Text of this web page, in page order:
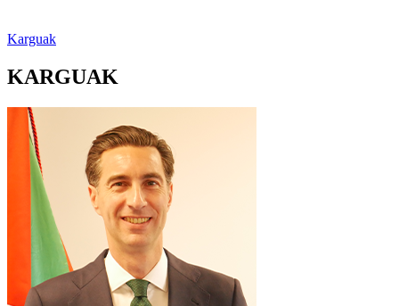
Karguak
KARGUAK